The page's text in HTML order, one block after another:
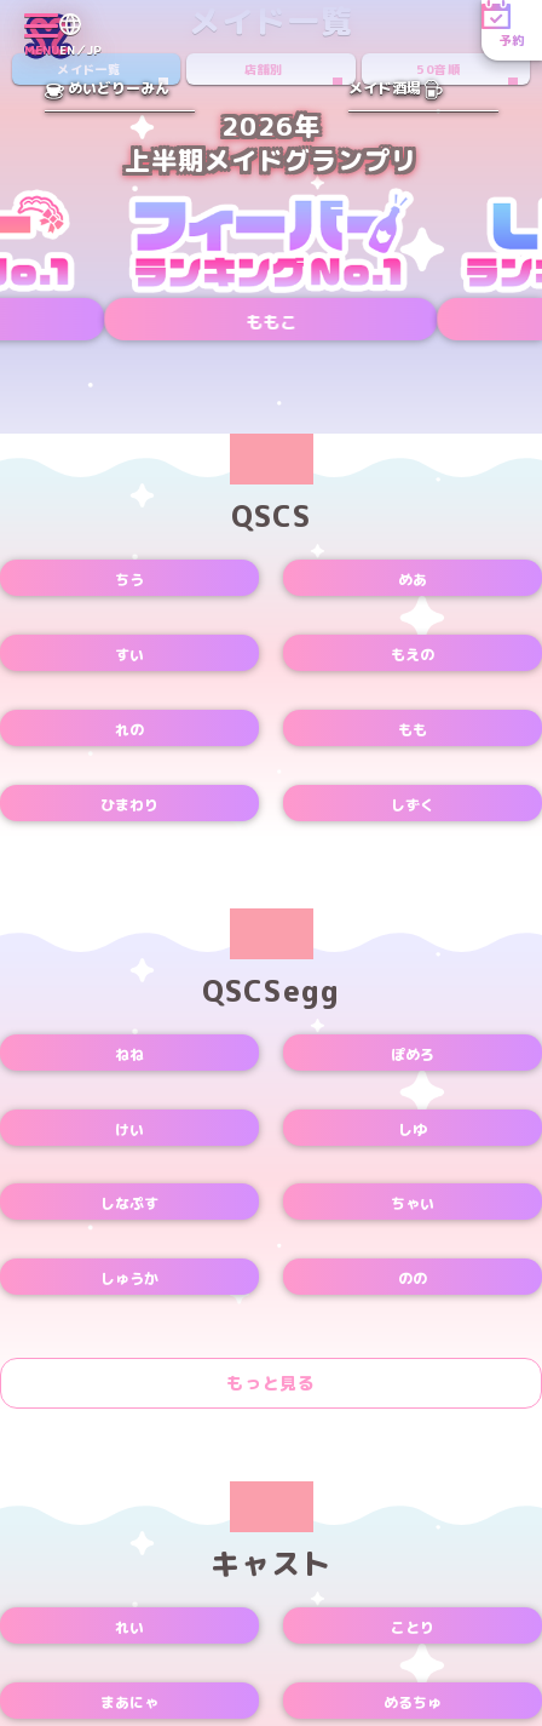
MENUEN／JP
予約
めいどりーみん メイド酒場
メイド一覧
メイド一覧 店舗別 50音順
2026年
上半期メイドグランプリ
ももこ
QSCS
ちう
めあ
すい
もえの
れの
もも
ひまわり
しずく
QSCSegg
ねね
ぽめろ
けい
しゆ
しなぷす
ちゃい
しゅうか
のの
もっと見る
キャスト
れい
ことり
まあにゃ
めるちゅ